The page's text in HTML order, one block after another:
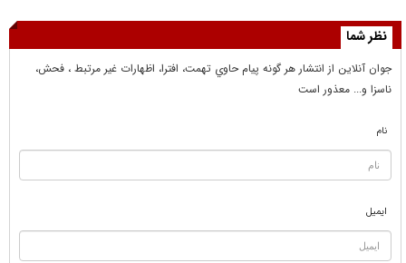
نظر شما
جوان آنلاين از انتشار هر گونه پيام حاوي تهمت، افترا، اظهارات غير مرتبط ، فحش،
ناسزا و... معذور است
نام
ایمیل